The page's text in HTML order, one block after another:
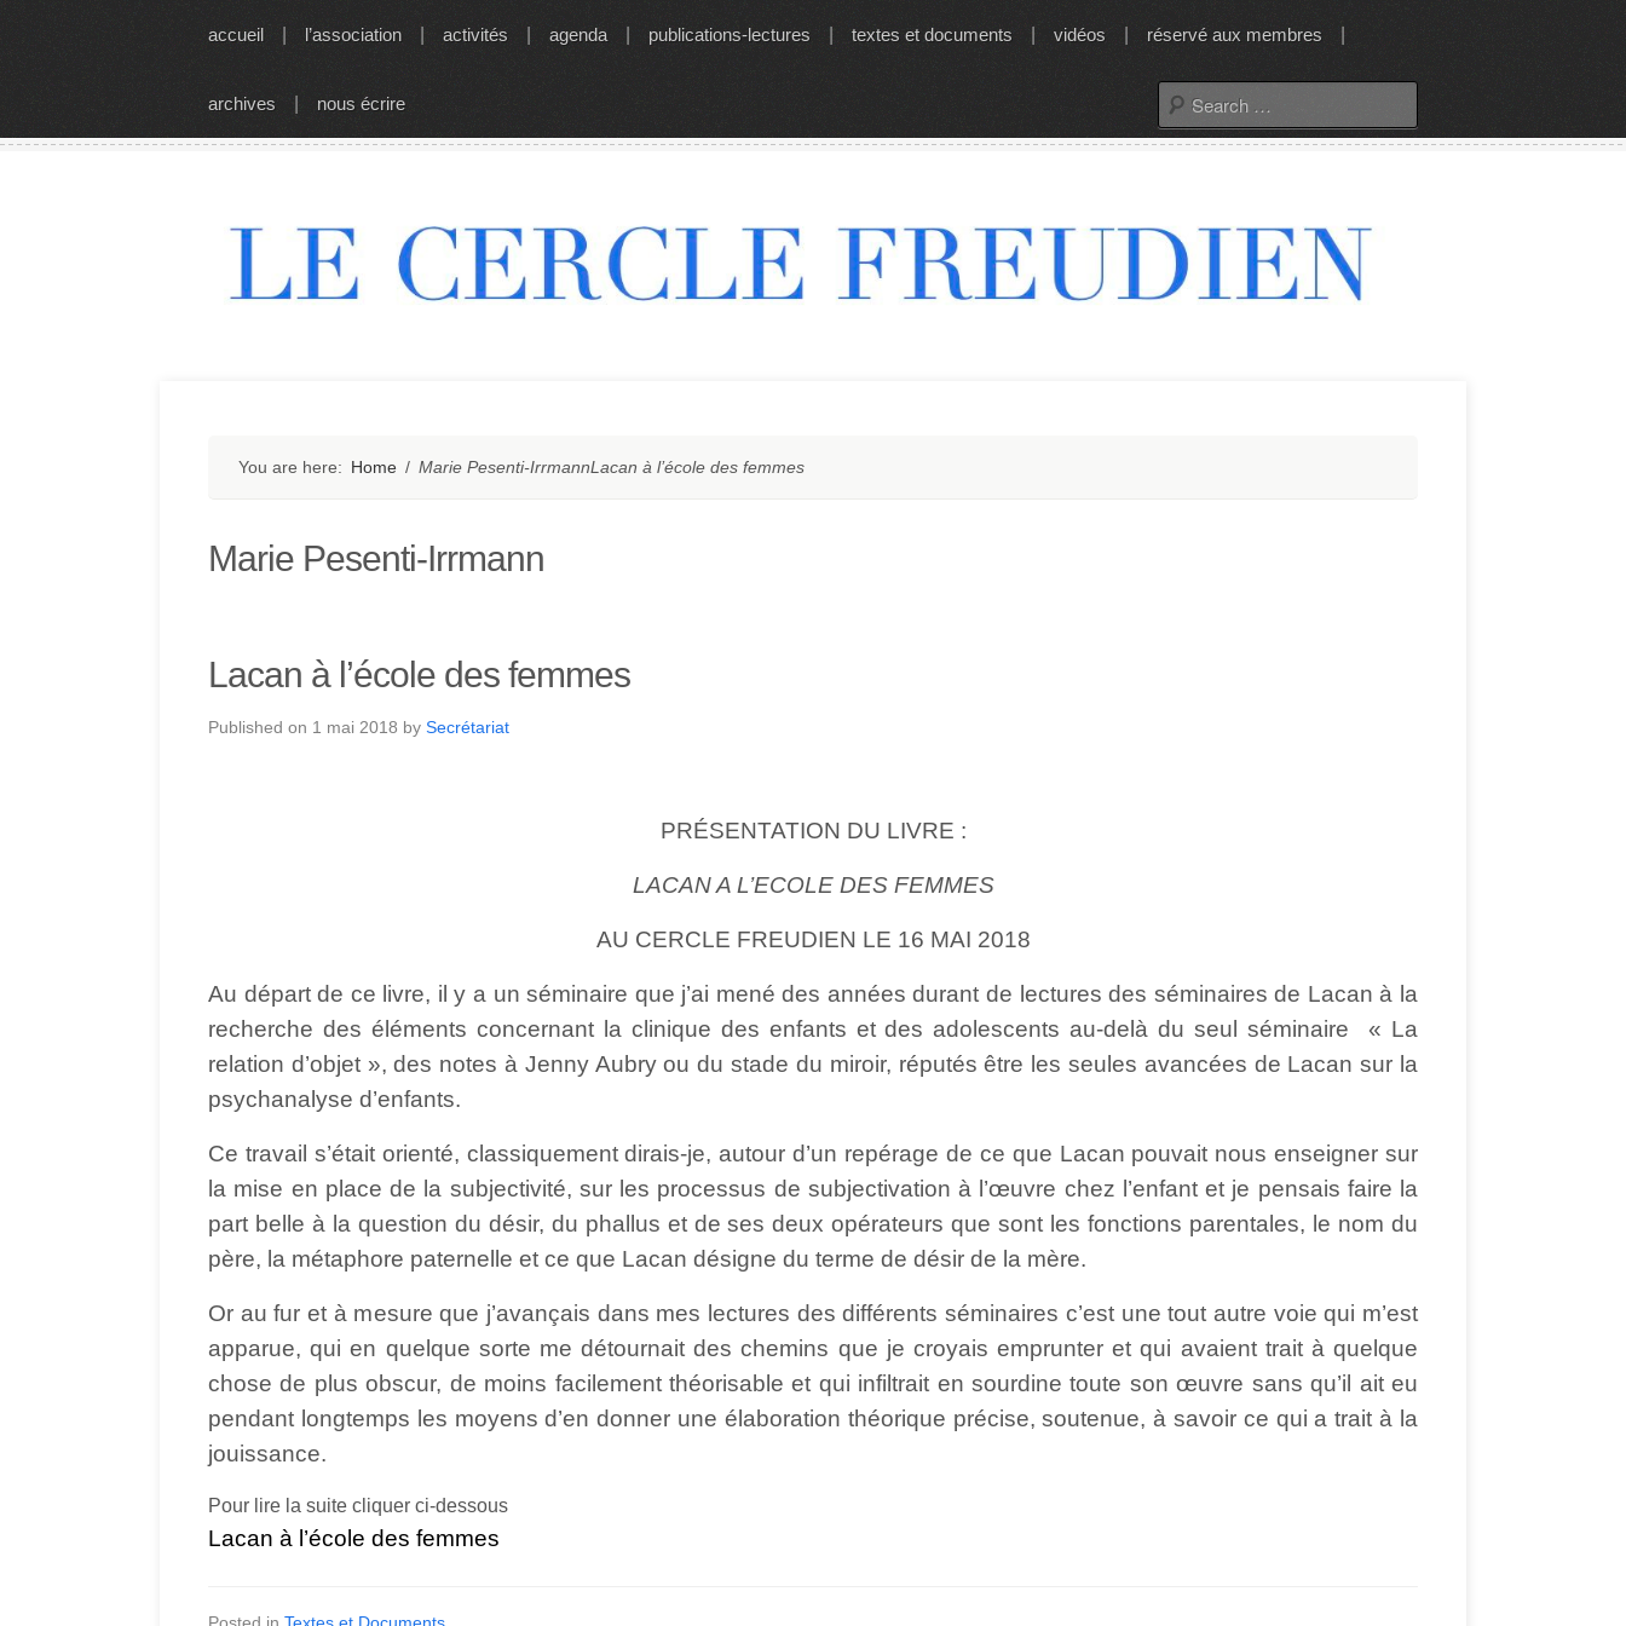
accueil l’association activités agenda publications-lectures textes et documents vidéos réservé aux membres
archives nous écrire
Search
for:
You are here: Home / Marie Pesenti-IrrmannLacan à l’école des femmes
Marie Pesenti-Irrmann
Lacan à l’école des femmes
Published on 1 mai 2018 by Secrétariat
PRÉSENTATION DU LIVRE :
LACAN A L’ECOLE DES FEMMES
AU CERCLE FREUDIEN LE 16 MAI 2018
Au départ de ce livre, il y a un séminaire que j’ai mené des années durant de lectures des séminaires de Lacan à la
recherche des éléments concernant la clinique des enfants et des adolescents au-delà du seul séminaire « La
relation d’objet », des notes à Jenny Aubry ou du stade du miroir, réputés être les seules avancées de Lacan sur la
psychanalyse d’enfants.
Ce travail s’était orienté, classiquement dirais-je, autour d’un repérage de ce que Lacan pouvait nous enseigner sur
la mise en place de la subjectivité, sur les processus de subjectivation à l’œuvre chez l’enfant et je pensais faire la
part belle à la question du désir, du phallus et de ses deux opérateurs que sont les fonctions parentales, le nom du
père, la métaphore paternelle et ce que Lacan désigne du terme de désir de la mère.
Or au fur et à mesure que j’avançais dans mes lectures des différents séminaires c’est une tout autre voie qui m’est
apparue, qui en quelque sorte me détournait des chemins que je croyais emprunter et qui avaient trait à quelque
chose de plus obscur, de moins facilement théorisable et qui infiltrait en sourdine toute son œuvre sans qu’il ait eu
pendant longtemps les moyens d’en donner une élaboration théorique précise, soutenue, à savoir ce qui a trait à la
jouissance.
Pour lire la suite cliquer ci-dessous
Lacan à l’école des femmes
Posted in Textes et Documents